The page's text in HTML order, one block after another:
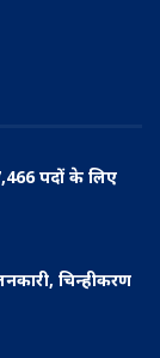
पदों के लिए
चिन्हीकरण